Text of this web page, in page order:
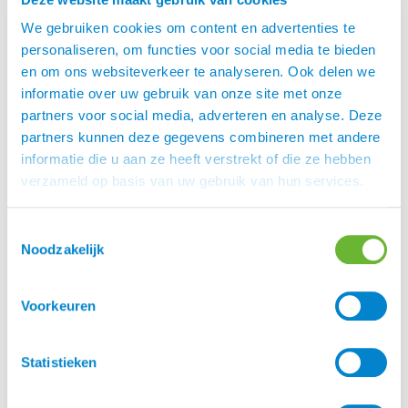
We gebruiken cookies om content en advertenties te
personaliseren, om functies voor social media te bieden
en om ons websiteverkeer te analyseren. Ook delen we
informatie over uw gebruik van onze site met onze
partners voor social media, adverteren en analyse. Deze
partners kunnen deze gegevens combineren met andere
informatie die u aan ze heeft verstrekt of die ze hebben
verzameld op basis van uw gebruik van hun services.
Noodzakelijk
Voorkeuren
Statistieken
Enkele voorwaarden welke van belang zijn bij het
aanpassen van een zadel
Zorg dat het paard in een voor hem “normale”
conditie verkeert
Zorg dat het paard lichamelijk in orde is, zodat je in
alle gangen onder zadel kunt beoordelen
Als je een zadel wilt aanschaffen voor een jong
paard, dan is het fijn als het paard voldoende
zadelmak is om het zadel ook in draf en/of galop te
ondergrond waar het paard kan worden opgesteld
Zorg dat je de vrije beschikking hebt over een
Tarieven